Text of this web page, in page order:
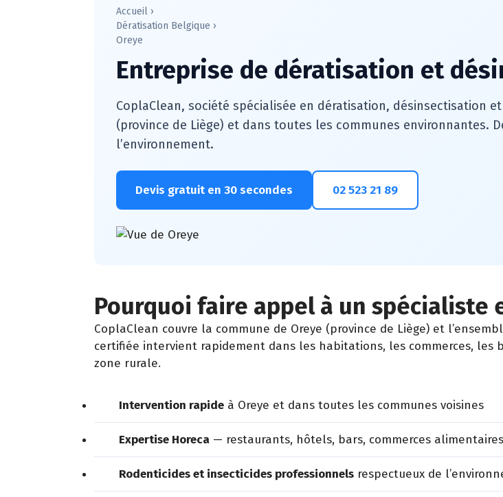
Accueil ›
Dératisation Belgique ›
Oreye
Entreprise de dératisation et
CoplaClean, société spécialisée en dératisation, désinsectisation
(province de Liège) et dans toutes les communes environnantes.
l’environnement.
Devis gratuit en 30 secondes 02 523 21 89
Pourquoi faire appel à un spécialiste
CoplaClean couvre la commune de Oreye (province de Liège) et
certifiée intervient rapidement dans les habitations, les commerces, les
zone rurale.
Intervention rapide à Oreye et dans toutes les communes voisines
Expertise Horeca — restaurants, hôtels, bars, commerces alimentaires
Rodenticides et insecticides professionnels respectueux de